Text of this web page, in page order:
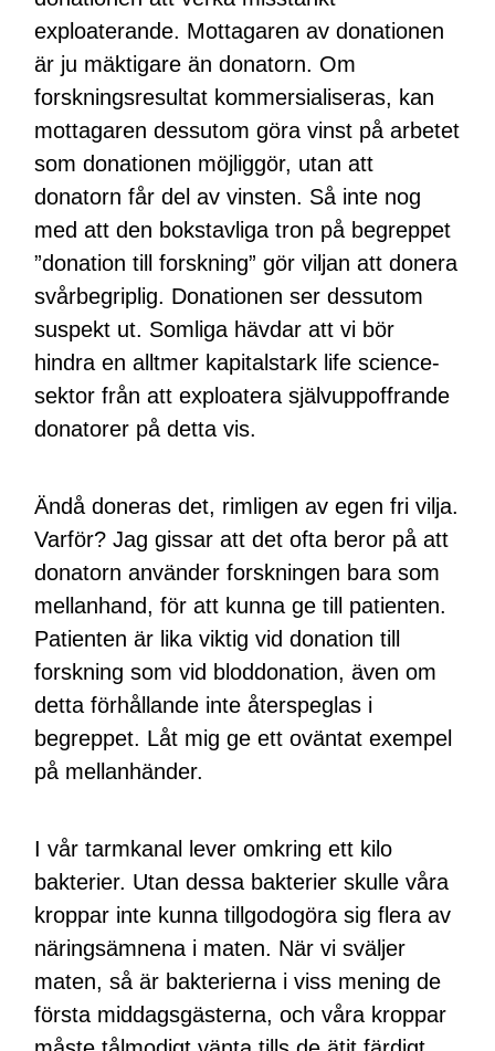
exploaterande. Mottagaren av donationen
är ju mäktigare än donatorn. Om
forskningsresultat kommersialiseras, kan
mottagaren dessutom göra vinst på arbetet
som donationen möjliggör, utan att
donatorn får del av vinsten. Så inte nog
med att den bokstavliga tron på begreppet
”donation till forskning” gör viljan att donera
svårbegriplig. Donationen ser dessutom
suspekt ut. Somliga hävdar att vi bör
hindra en alltmer kapitalstark life science-
sektor från att exploatera självuppoffrande
donatorer på detta vis.
Ändå doneras det, rimligen av egen fri vilja.
Varför? Jag gissar att det ofta beror på att
donatorn använder forskningen bara som
mellanhand, för att kunna ge till patienten.
Patienten är lika viktig vid donation till
forskning som vid bloddonation, även om
detta förhållande inte återspeglas i
begreppet. Låt mig ge ett oväntat exempel
på mellanhänder.
I vår tarmkanal lever omkring ett kilo
bakterier. Utan dessa bakterier skulle våra
kroppar inte kunna tillgodogöra sig flera av
näringsämnena i maten. När vi sväljer
maten, så är bakterierna i viss mening de
första middagsgästerna, och våra kroppar